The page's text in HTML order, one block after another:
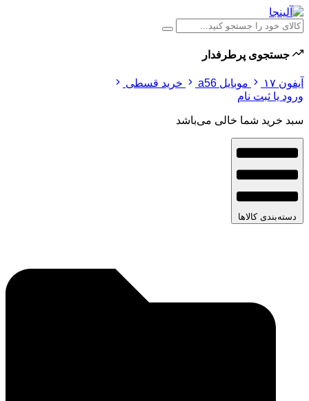
جستجوی پرطرفدار
آیفون ۱۷ موبایل a56
خرید قسطی
ورود یا ثبت نام
سبد خرید شما خالی می‌باشد
دسته‌بندی کالاها